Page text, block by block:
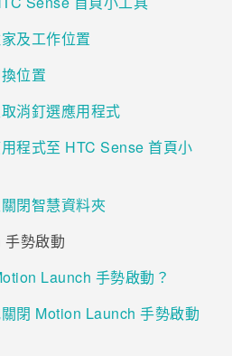
及工作位置
位置
消釘選應用程式
程式至 HTC Sense 首頁小
閉智慧資料夾
勢啟動
Launch 手勢啟動？
閉 Motion Launch 手勢啟動